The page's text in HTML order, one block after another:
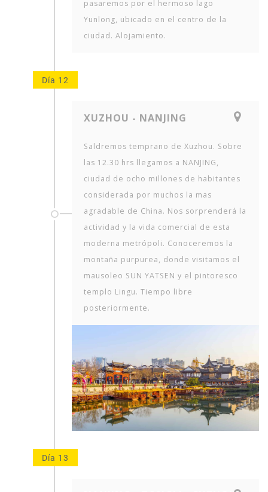
pasaremos por el hermoso lago
Yunlong, ubicado en el centro de la
ciudad. Alojamiento.
Día 12
XUZHOU - NANJING
Saldremos temprano de Xuzhou. Sobre
las 12.30 hrs llegamos a NANJING,
ciudad de ocho millones de habitantes
considerada por muchos la mas
agradable de China. Nos sorprenderá la
actividad y la vida comercial de esta
moderna metrópoli. Conoceremos la
montaña purpurea, donde visitamos el
mausoleo SUN YATSEN y el pintoresco
templo Lingu. Tiempo libre
posteriormente.
Día 13